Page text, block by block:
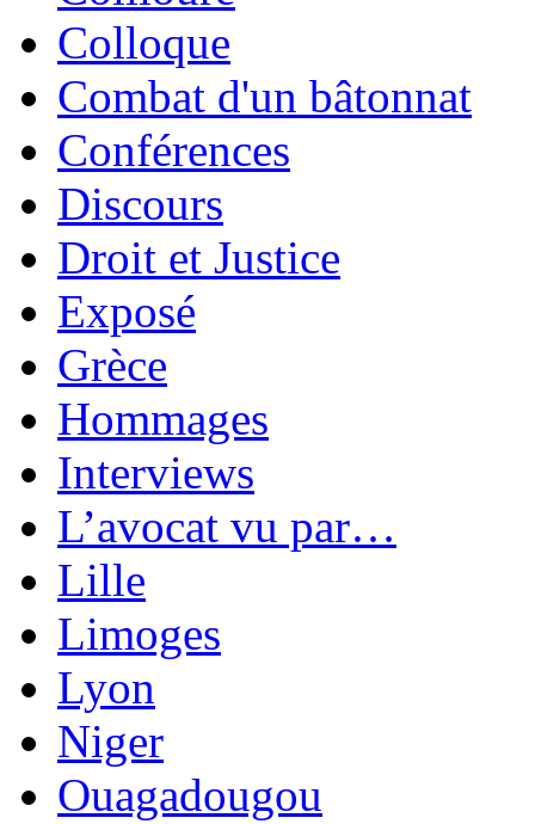
Colloque
Combat d'un bâtonnat
Conférences
Discours
Droit et Justice
Exposé
Grèce
Hommages
Interviews
L’avocat vu par…
Lille
Limoges
Lyon
Niger
Ouagadougou